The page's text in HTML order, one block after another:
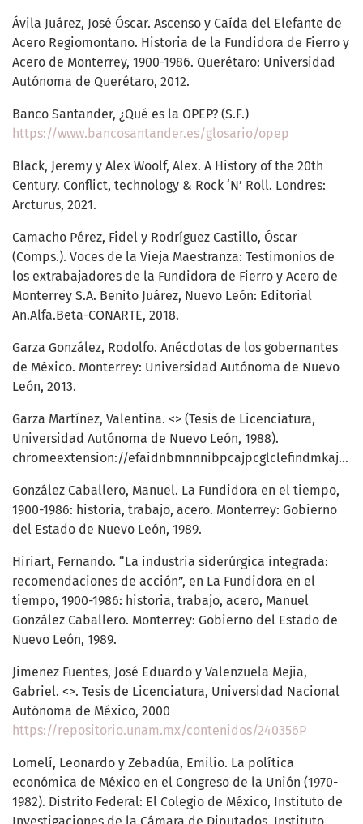
Ávila Juárez, José Óscar. Ascenso y Caída del Elefante de
Acero Regiomontano. Historia de la Fundidora de Fierro y
Acero de Monterrey, 1900-1986. Querétaro: Universidad
Autónoma de Querétaro, 2012.
Banco Santander, ¿Qué es la OPEP? (S.F.)
https://www.bancosantander.es/glosario/opep
Black, Jeremy y Alex Woolf, Alex. A History of the 20th
Century. Conflict, technology & Rock ‘N’ Roll. Londres:
Arcturus, 2021.
Camacho Pérez, Fidel y Rodríguez Castillo, Óscar
(Comps.). Voces de la Vieja Maestranza: Testimonios de
los extrabajadores de la Fundidora de Fierro y Acero de
Monterrey S.A. Benito Juárez, Nuevo León: Editorial
An.Alfa.Beta-CONARTE, 2018.
Garza González, Rodolfo. Anécdotas de los gobernantes
de México. Monterrey: Universidad Autónoma de Nuevo
León, 2013.
Garza Martínez, Valentina. <> (Tesis de Licenciatura,
Universidad Autónoma de Nuevo León, 1988).
chromeextension://efaidnbmnnnibpcajpcglclefindmkaj/
González Caballero, Manuel. La Fundidora en el tiempo,
1900-1986: historia, trabajo, acero. Monterrey: Gobierno
del Estado de Nuevo León, 1989.
Hiriart, Fernando. “La industria siderúrgica integrada:
recomendaciones de acción”, en La Fundidora en el
tiempo, 1900-1986: historia, trabajo, acero, Manuel
González Caballero. Monterrey: Gobierno del Estado de
Nuevo León, 1989.
Jimenez Fuentes, José Eduardo y Valenzuela Mejia,
Gabriel. <>. Tesis de Licenciatura, Universidad Nacional
Autónoma de México, 2000
https://repositorio.unam.mx/contenidos/240356P
Lomelí, Leonardo y Zebadúa, Emilio. La política
económica de México en el Congreso de la Unión (1970-
1982). Distrito Federal: El Colegio de México, Instituto de